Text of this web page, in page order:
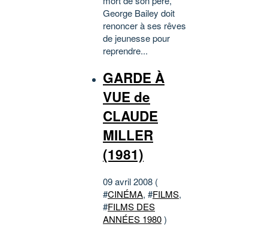
George Bailey doit
renoncer à ses rêves
de jeunesse pour
reprendre...
GARDE À
VUE de
CLAUDE
MILLER
(1981)
09 avril 2008 (
#CINÉMA, #FILMS,
#FILMS DES
ANNÉES 1980)